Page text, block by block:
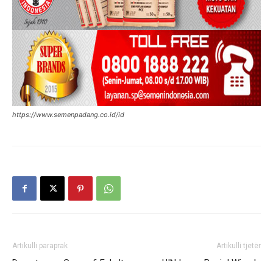
https://www.semenpadang.co.id/id
Artikulli paraprak Artikulli tjetër